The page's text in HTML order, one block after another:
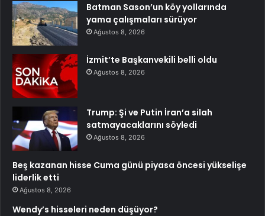
Batman Sason’un köy yollarında
yama çalışmaları sürüyor
Ağustos 8, 2026
İzmit’te Başkanvekili belli oldu
Ağustos 8, 2026
Trump: Şi ve Putin İran’a silah
satmayacaklarını söyledi
Ağustos 8, 2026
Beş kazanan hisse Cuma günü piyasa öncesi yükselişe
liderlik etti
Ağustos 8, 2026
Wendy’s hisseleri neden düşüyor?